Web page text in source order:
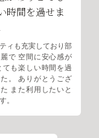
時間を過せま
ィも充実しており部
で 空間に安心感が
ても楽しい時間を過
。 ありがとうござ
また利用したいと
。